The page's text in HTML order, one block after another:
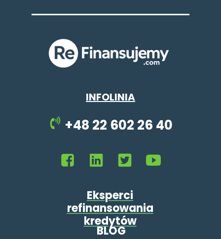
INFOLINIA
+48 22 602 26 40
BLOG
Eksperci
refinansowania
kredytów